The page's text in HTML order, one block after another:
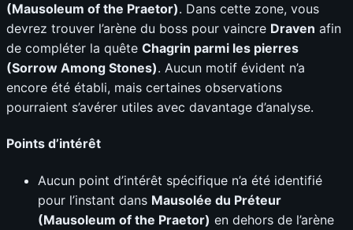
(Mausoleum of the Praetor). Dans cette zone, vous
devrez trouver l’arène du boss pour vaincre Draven afin
de compléter la quête Chagrin parmi les pierres
(Sorrow Among Stones). Aucun motif évident n’a
encore été établi, mais certaines observations
pourraient s’avérer utiles avec davantage d’analyse.
Points d’intérêt
Aucun point d’intérêt spécifique n’a été identifié
pour l’instant dans Mausolée du Préteur
(Mausoleum of the Praetor) en dehors de l’arène